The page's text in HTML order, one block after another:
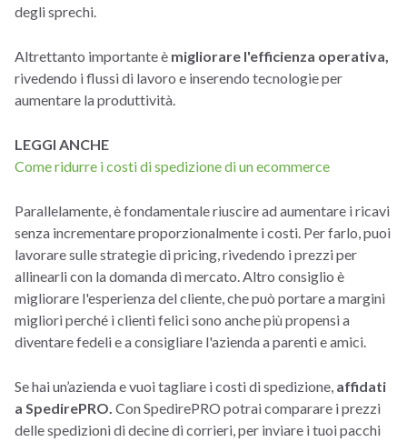
degli sprechi.
Altrettanto importante è migliorare l'efficienza operativa,
rivedendo i flussi di lavoro e inserendo tecnologie per
aumentare la produttività.
LEGGI ANCHE
Come ridurre i costi di spedizione di un ecommerce
Parallelamente, è fondamentale riuscire ad aumentare i ricavi
senza incrementare proporzionalmente i costi. Per farlo, puoi
lavorare sulle strategie di pricing, rivedendo i prezzi per
allinearli con la domanda di mercato. Altro consiglio è
migliorare l'esperienza del cliente, che può portare a margini
migliori perché i clienti felici sono anche più propensi a
diventare fedeli e a consigliare l'azienda a parenti e amici.
Se hai un’azienda e vuoi tagliare i costi di spedizione, affidati
a SpedirePRO. Con SpedirePRO potrai comparare i prezzi
delle spedizioni di decine di corrieri, per inviare i tuoi pacchi